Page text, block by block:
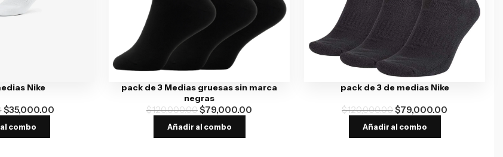
Nike
$35,000.00
combo
pack de 3 Medias gruesas sin marca
negras
$120,000.00$79,000.00
Añadir al combo
pack de 3 de medias Nike
$120,000.00$79,000.00
Añadir al combo